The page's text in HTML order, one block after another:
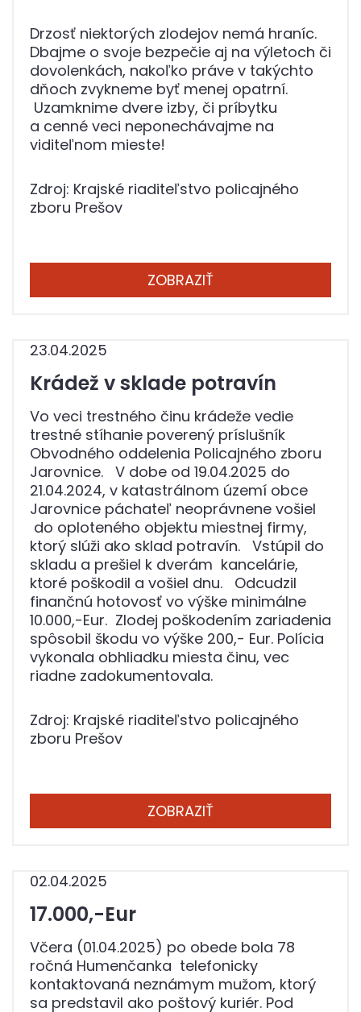
Drzosť niektorých zlodejov nemá hraníc.
Dbajme o svoje bezpečie aj na výletoch či
dovolenkách, nakoľko práve v takýchto
dňoch zvykneme byť menej opatrní.
Uzamknime dvere izby, či príbytku
a cenné veci neponechávajme na
viditeľnom mieste!
Zdroj: Krajské riaditeľstvo policajného
zboru Prešov
ZOBRAZIŤ
23.04.2025
Krádež v sklade potravín
Vo veci trestného činu krádeže vedie
trestné stíhanie poverený príslušník
Obvodného oddelenia Policajného zboru
Jarovnice. V dobe od 19.04.2025 do
21.04.2024, v katastrálnom území obce
Jarovnice páchateľ neoprávnene vošiel
do oploteného objektu miestnej firmy,
ktorý slúži ako sklad potravín. Vstúpil do
skladu a prešiel k dverám kancelárie,
ktoré poškodil a vošiel dnu. Odcudzil
finančnú hotovosť vo výške minimálne
10.000,-Eur. Zlodej poškodením zariadenia
spôsobil škodu vo výške 200,- Eur. Polícia
vykonala obhliadku miesta činu, vec
riadne zadokumentovala.
Zdroj: Krajské riaditeľstvo policajného
zboru Prešov
ZOBRAZIŤ
02.04.2025
17.000,-Eur
Včera (01.04.2025) po obede bola 78
ročná Humenčanka telefonicky
kontaktovaná neznámym mužom, ktorý
sa predstavil ako poštový kuriér. Pod